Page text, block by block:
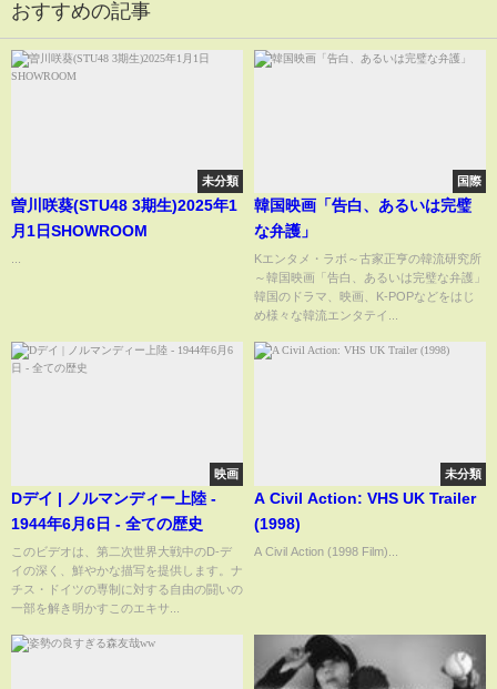
おすすめの記事
未分類
曽川咲葵(STU48 3期生)2025年1
月1日SHOWROOM
国際
韓国映画「告白、あるいは完璧
な弁護」
Kエンタメ・ラボ～古家正亨の韓流研究所
～韓国映画「告白、あるいは完璧な弁護」
韓国のドラマ、映画、K-POPなどをはじ
め様々な韓流エンタテイ...
映画
Dデイ | ノルマンディー上陸 -
1944年6月6日 - 全ての歴史
このビデオは、第二次世界大戦中のD-デ
イの深く、鮮やかな描写を提供します。ナ
チス・ドイツの専制に対する自由の闘いの
一部を解き明かすこのエキサ...
未分類
A Civil Action: VHS UK Trailer
(1998)
A Civil Action (1998 Film)...